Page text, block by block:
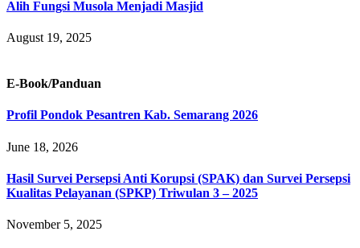
Alih Fungsi Musola Menjadi Masjid
August 19, 2025
E-Book/Panduan
Profil Pondok Pesantren Kab. Semarang 2026
June 18, 2026
Hasil Survei Persepsi Anti Korupsi (SPAK) dan Survei Persepsi
Kualitas Pelayanan (SPKP) Triwulan 3 – 2025
November 5, 2025